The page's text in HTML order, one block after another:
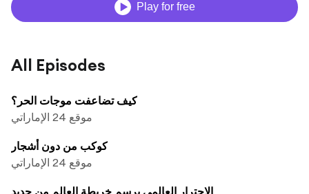
Play for free
All Episodes
كيف تضاعفت موجات الحر؟
موقع 24 الإماراتي
كوكب من دون أشجار
موقع 24 الإماراتي
الاحترار العالمي يرسم خريطة العالم من جديد